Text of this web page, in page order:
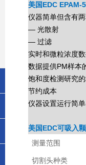
美国EDC EPAM-
仪器简单但含有
— 光散射
— 过滤
实时和微粒浓度
数据提供PM样本
饱和度检测研究
节约成本
仪器设置运行简
美国EDC可吸入
测量范围
切割头种类